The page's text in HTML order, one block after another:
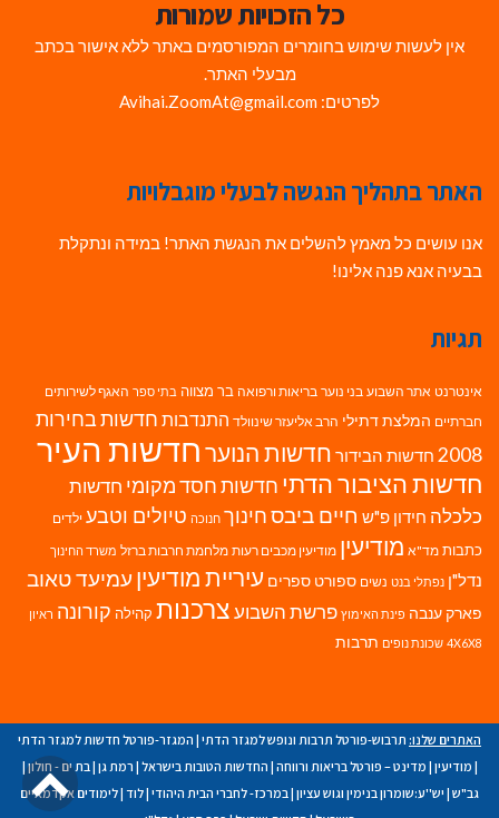
כל הזכויות שמורות
אין לעשות שימוש בחומרים המפורסמים באתר ללא אישור בכתב
מבעלי האתר.
לפרטים: Avihai.ZoomAt@gmail.com
האתר בתהליך הנגשה לבעלי מוגבלויות
אנו עושים כל מאמץ להשלים את הנגשת האתר! במידה ונתקלת
בבעיה אנא פנה אלינו!
תגיות
אינטרנט אתר השבוע בני נוער בריאות ורפואה בר מצווה בתי ספר האגף לשירותים
חברתיים המלצת דתילי הרב אליעזר שינוולד התנדבות חדשות בחירות
2008 חדשות הבידור חדשות הנוערחדשות העיר
חדשות הציבור הדתי חדשות חסד מקומי חדשות
כלכלה חידון פ"ש חיים ביבסחינוך חנוכה טיולים וטבע ילדים
כתבות מד"א מודיעין מודיעין מכבים רעות מלחמת חרבות ברזל משרד החינוך
נדל"ן נפתלי בנט נשים ספורט ספרים עיריית מודיעין עמיעד טאוב
פארק ענבה פינת האימוץ פרשת השבועצרכנות קהילה קורונה ראיון
4X6X8 שכונת נופים תרבות
האתרים שלנו: תרבוש-פורטל תרבות ונופש למגזר הדתי | המגזר-פורטל חדשות למגזר הדתי
| מודיעין | מדינט – פורטל בריאות ורווחה | החדשות הטובות בישראל | רמת גן | בת ים - חולון|
גב"ש | יש''ע:שומרון בנימין וגוש עציון | במרכז- לחברי הבית היהודי |לוד |לימודים אקדמאיים